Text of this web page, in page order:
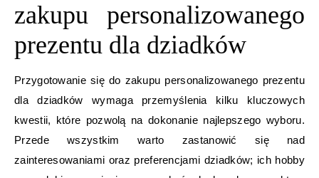
zakupu personalizowanego
prezentu dla dziadków
Przygotowanie się do zakupu personalizowanego prezentu
dla dziadków wymaga przemyślenia kilku kluczowych
kwestii, które pozwolą na dokonanie najlepszego wyboru.
Przede wszystkim warto zastanowić się nad
zainteresowaniami oraz preferencjami dziadków; ich hobby